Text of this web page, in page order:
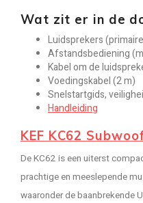
Wat zit er in de
Luidsprekers
Afstandsbediening
Kabel om de
Voedingskabel (2 m)
Snelstartgids,
Handleiding
KEF KC62
De KC62 is een uiterst
prachtige en meeslepende
waaronder de baanbrekende